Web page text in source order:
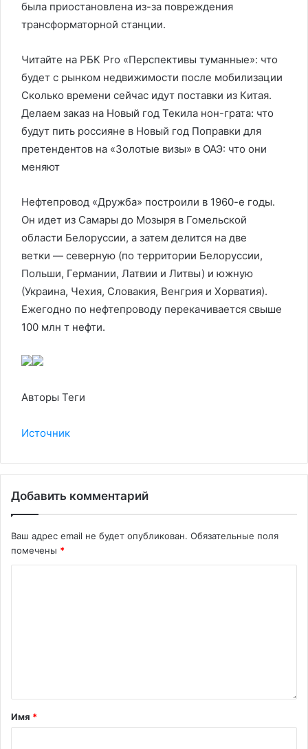
была приостановлена из-за повреждения
трансформаторной станции.
Читайте на РБК Pro «Перспективы туманные»: что
будет с рынком недвижимости после мобилизации
Сколько времени сейчас идут поставки из Китая.
Делаем заказ на Новый год Текила нон-грата: что
будут пить россияне в Новый год Поправки для
претендентов на «Золотые визы» в ОАЭ: что они
меняют
Нефтепровод «Дружба» построили в 1960-е годы.
Он идет из Самары до Мозыря в Гомельской
области Белоруссии, а затем делится на две
ветки — северную (по территории Белоруссии,
Польши, Германии, Латвии и Литвы) и южную
(Украина, Чехия, Словакия, Венгрия и Хорватия).
Ежегодно по нефтепроводу перекачивается свыше
100 млн т нефти.
Авторы Теги
Источник
Добавить комментарий
Ваш адрес email не будет опубликован. Обязательные поля
помечены *
Имя *